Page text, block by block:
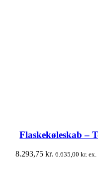
Flaskekøleskab –
8.293,75kr. 6.635,00kr. ex.